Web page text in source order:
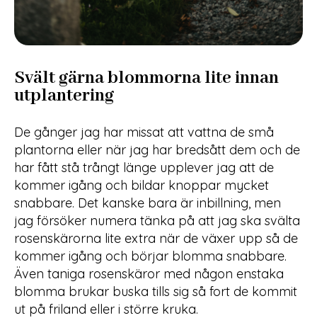
Svält gärna blommorna lite innan
utplantering
De gånger jag har missat att vattna de små
plantorna eller när jag har bredsått dem och de
har fått stå trångt länge upplever jag att de
kommer igång och bildar knoppar mycket
snabbare. Det kanske bara är inbillning, men
jag försöker numera tänka på att jag ska svälta
rosenskärorna lite extra när de växer upp så de
kommer igång och börjar blomma snabbare.
Även taniga rosenskäror med någon enstaka
blomma brukar buska tills sig så fort de kommit
ut på friland eller i större kruka.